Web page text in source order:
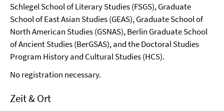
Schlegel School of Literary Studies (FSGS), Graduate
School of East Asian Studies (GEAS), Graduate School of
North American Studies (GSNAS), Berlin Graduate School
of Ancient Studies (BerGSAS), and the Doctoral Studies
Program History and Cultural Studies (HCS).
No registration necessary.
Zeit & Ort